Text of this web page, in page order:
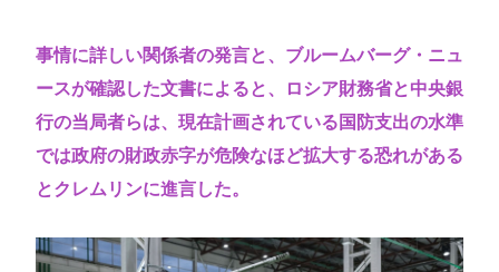
事情に詳しい関係者の発言と、ブルームバーグ・ニュ
ースが確認した文書によると、ロシア財務省と中央銀
行の当局者らは、現在計画されている国防支出の水準
では政府の財政赤字が危険なほど拡大する恐れがある
とクレムリンに進言した。